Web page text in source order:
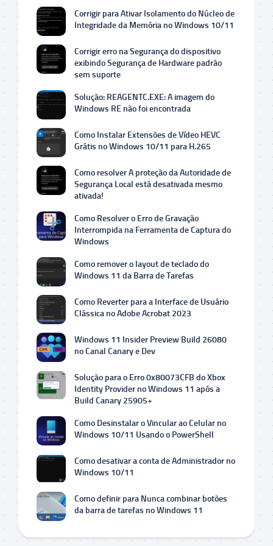
Corrigir para Ativar Isolamento do Núcleo de
Integridade da Memória no Windows 10/11
Corrigir erro na Segurança do dispositivo
exibindo Segurança de Hardware padrão
sem suporte
Solução: REAGENTC.EXE: A imagem do
Windows RE não foi encontrada
Como Instalar Extensões de Vídeo HEVC
Grátis no Windows 10/11 para H.265
Como resolver A proteção da Autoridade de
Segurança Local está desativada mesmo
ativada!
Como Resolver o Erro de Gravação
Interrompida na Ferramenta de Captura do
Windows
Como remover o layout de teclado do
Windows 11 da Barra de Tarefas
Como Reverter para a Interface de Usuário
Clássica no Adobe Acrobat 2023
Windows 11 Insider Preview Build 26080
no Canal Canary e Dev
Solução para o Erro 0x80073CFB do Xbox
Identity Provider no Windows 11 após a
Build Canary 25905+
Como Desinstalar o Vincular ao Celular no
Windows 10/11 Usando o PowerShell
Como desativar a conta de Administrador no
Windows 10/11
Como definir para Nunca combinar botões
da barra de tarefas no Windows 11